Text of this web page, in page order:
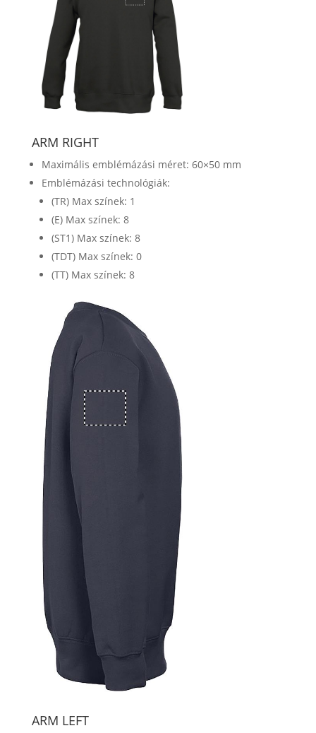
ARM RIGHT
Maximális emblémázási méret: 60×50 mm
Emblémázási technológiák:
(TR) Max színek: 1
(E) Max színek: 8
(ST1) Max színek: 8
(TDT) Max színek: 0
(TT) Max színek: 8
ARM LEFT